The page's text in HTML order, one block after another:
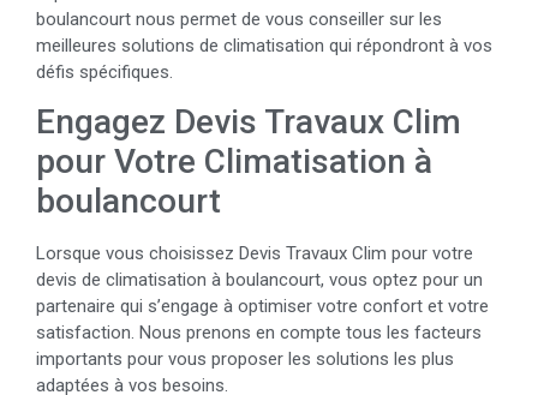
boulancourt nous permet de vous conseiller sur les
meilleures solutions de climatisation qui répondront à vos
défis spécifiques.
Engagez Devis Travaux Clim
pour Votre Climatisation à
boulancourt
Lorsque vous choisissez Devis Travaux Clim pour votre
devis de climatisation à boulancourt, vous optez pour un
partenaire qui s’engage à optimiser votre confort et votre
satisfaction. Nous prenons en compte tous les facteurs
importants pour vous proposer les solutions les plus
adaptées à vos besoins.